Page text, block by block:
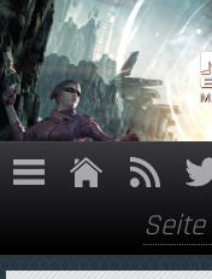
Direkt
Suche